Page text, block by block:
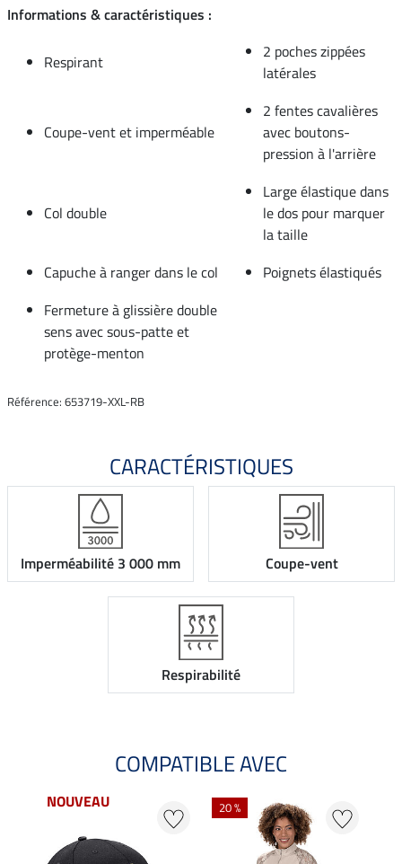
Informations & caractéristiques :
Respirant
2 poches zippées
latérales
Coupe-vent et imperméable
2 fentes cavalières
avec boutons-
pression à l'arrière
Col double
Large élastique dans
le dos pour marquer
la taille
Capuche à ranger dans le col
Poignets élastiqués
Fermeture à glissière double
sens avec sous-patte et
protège-menton
Référence: 653719-XXL-RB
CARACTÉRISTIQUES
Imperméabilité 3 000 mm Coupe-vent
Respirabilité
COMPATIBLE AVEC
NOUVEAU 20 %